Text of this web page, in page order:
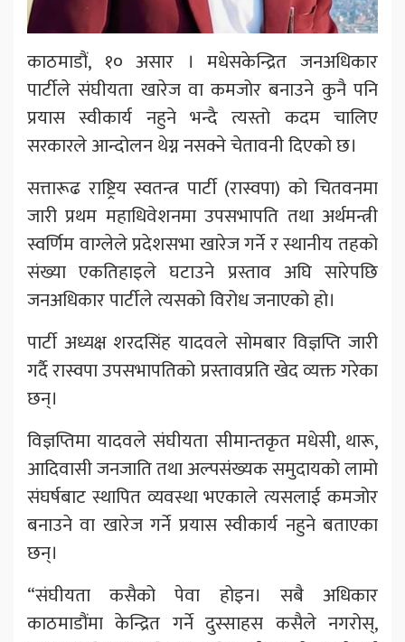
काठमाडौं, १० असार । मधेसकेन्द्रित जनअधिकार
पार्टीले संघीयता खारेज वा कमजोर बनाउने कुनै पनि
प्रयास स्वीकार्य नहुने भन्दै त्यस्तो कदम चालिए
सरकारले आन्दोलन थेग्न नसक्ने चेतावनी दिएको छ।
सत्तारूढ राष्ट्रिय स्वतन्त्र पार्टी (रास्वपा) को चितवनमा
जारी प्रथम महाधिवेशनमा उपसभापति तथा अर्थमन्त्री
स्वर्णिम वाग्लेले प्रदेशसभा खारेज गर्ने र स्थानीय तहको
संख्या एकतिहाइले घटाउने प्रस्ताव अघि सारेपछि
जनअधिकार पार्टीले त्यसको विरोध जनाएको हो।
पार्टी अध्यक्ष शरदसिंह यादवले सोमबार विज्ञप्ति जारी
गर्दै रास्वपा उपसभापतिको प्रस्तावप्रति खेद व्यक्त गरेका
छन्।
विज्ञप्तिमा यादवले संघीयता सीमान्तकृत मधेसी, थारू,
आदिवासी जनजाति तथा अल्पसंख्यक समुदायको लामो
संघर्षबाट स्थापित व्यवस्था भएकाले त्यसलाई कमजोर
बनाउने वा खारेज गर्ने प्रयास स्वीकार्य नहुने बताएका
छन्।
“संघीयता कसैको पेवा होइन। सबै अधिकार
काठमाडौंमा केन्द्रित गर्ने दुस्साहस कसैले नगरोस्,